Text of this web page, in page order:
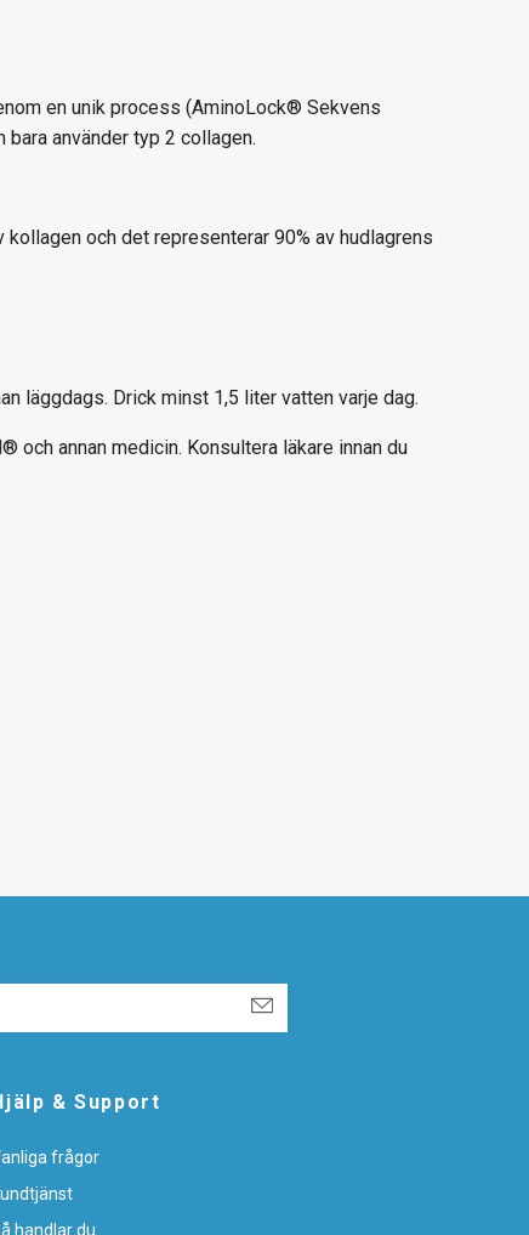
en unik process (AminoLock® Sekvens
använder typ 2 collagen.
och det representerar 90% av hudlagrens
läggdags. Drick minst 1,5 liter vatten varje dag.
och annan medicin. Konsultera läkare innan du
& Support
frågor
handlar du